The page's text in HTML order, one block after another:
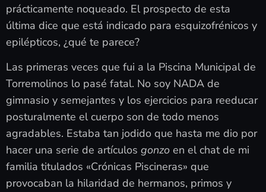
prácticamente noqueado. El prospecto de esta
última dice que está indicado para esquizofrénicos y
epilépticos, ¿qué te parece?
Las primeras veces que fui a la Piscina Municipal de
Torremolinos lo pasé fatal. No soy NADA de
gimnasio y semejantes y los ejercicios para reeducar
posturalmente el cuerpo son de todo menos
agradables. Estaba tan jodido que hasta me dio por
hacer una serie de artículos gonzo en el chat de mi
familia titulados «Crónicas Piscineras» que
provocaban la hilaridad de hermanos, primos y